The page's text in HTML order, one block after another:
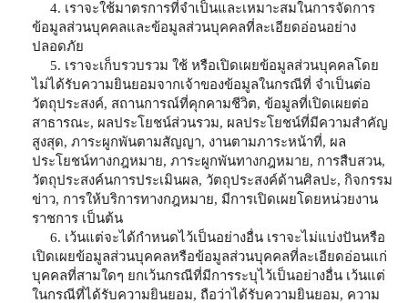
4. เราจะใช้มาตรการที่จำเป็นและเหมาะสมในการจัดการ
ข้อมูลส่วนบุคคลและข้อมูลส่วนบุคคลที่ละเอียดอ่อนอย่าง
ปลอดภัย
5. เราจะเก็บรวบรวม ใช้ หรือเปิดเผยข้อมูลส่วนบุคคลโดย
ไม่ได้รับความยินยอมจากเจ้าของข้อมูลในกรณีที่ จำเป็นต่อ
วัตถุประสงค์, สถานการณ์ที่คุกคามชีวิต, ข้อมูลที่เปิดเผยต่อ
สาธารณะ, ผลประโยชน์ส่วนรวม, ผลประโยชน์ที่มีความสำคัญ
สูงสุด, ภาระผูกพันตามสัญญา, งานตามภาระหน้าที่, ผล
ประโยชน์ทางกฎหมาย, ภาระผูกพันทางกฎหมาย, การสืบสวน,
วัตถุประสงค์นการประเมินผล, วัตถุประสงค์ด้านศิลปะ, กิจกรรม
ข่าว, การให้บริการทางกฎหมาย, มีการเปิดเผยโดยหน่วยงาน
ราชการ เป็นต้น
6. เว้นแต่จะได้กำหนดไว้เป็นอย่างอื่น เราจะไม่แบ่งปันหรือ
เปิดเผยข้อมูลส่วนบุคคลหรือข้อมูลส่วนบุคคลที่ละเอียดอ่อนแก่
บุคคลที่สามใดๆ ยกเว้นกรณีที่มีการระบุไว้เป็นอย่างอื่น เว้นแต่
ในกรณีที่ได้รับความยินยอม, ถือว่าได้รับความยินยอม, ความ